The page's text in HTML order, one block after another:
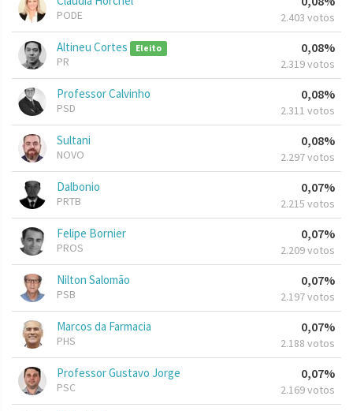
PODE 2.403 votos
Altineu Cortes Eleito
PR
0,08%
2.319 votos
Professor Calvinho
PSD
0,08%
2.311 votos
Sultani
NOVO
0,08%
2.297 votos
Dalbonio
PRTB
0,07%
2.215 votos
Felipe Bornier
PROS
0,07%
2.209 votos
Nilton Salomão
PSB
0,07%
2.197 votos
Marcos da Farmacia
PHS
0,07%
2.188 votos
Professor Gustavo Jorge
PSC
0,07%
2.169 votos